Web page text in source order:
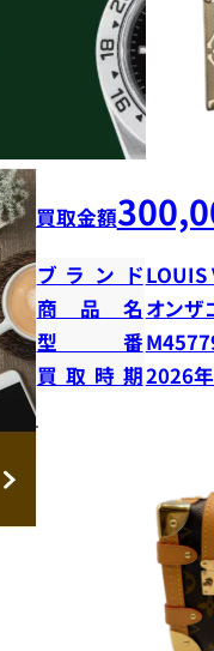
買取金額
ブランドLOUIS
商品名 オンザ
型番
買取時期2026